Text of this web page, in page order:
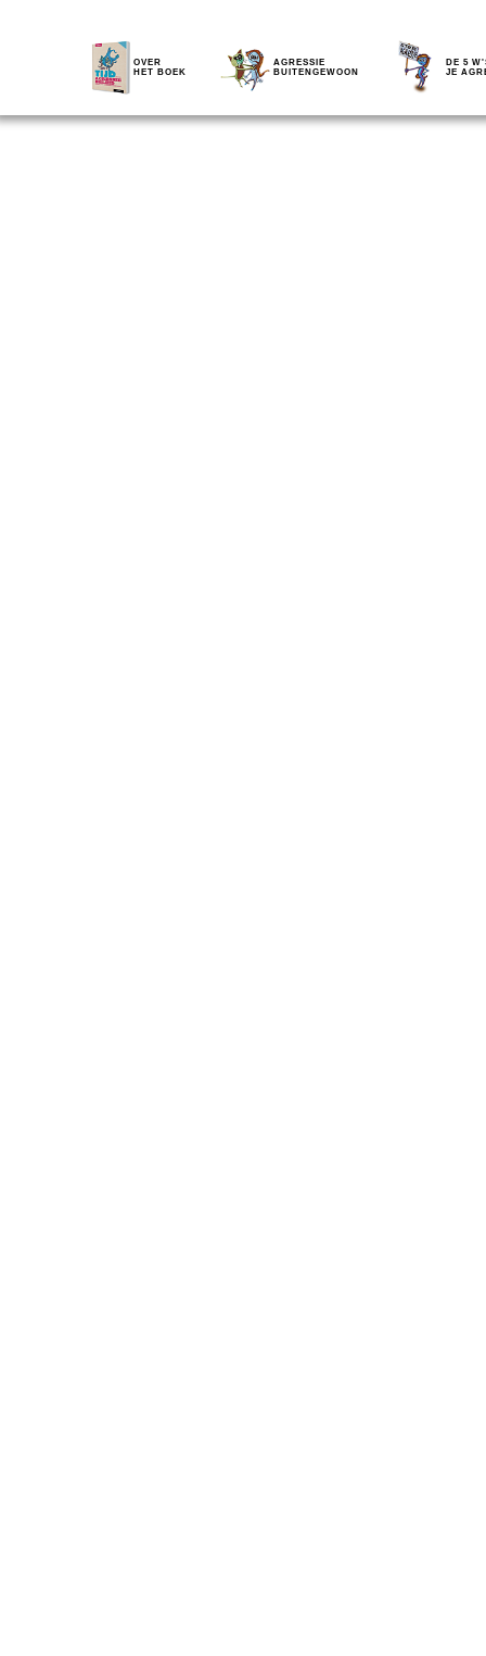
OVER
HET BOEK
AGRESSIE
BUITENGEWOON
DE 5
JE